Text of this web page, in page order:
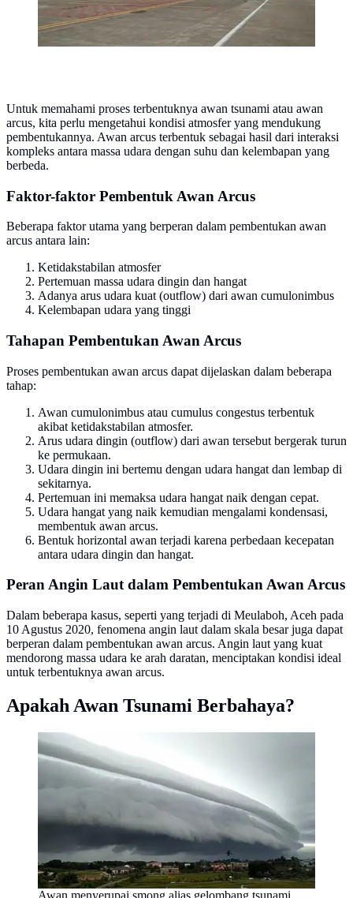
Untuk memahami proses terbentuknya awan tsunami atau awan
arcus, kita perlu mengetahui kondisi atmosfer yang mendukung
pembentukannya. Awan arcus terbentuk sebagai hasil dari interaksi
kompleks antara massa udara dengan suhu dan kelembapan yang
berbeda.
Faktor-faktor Pembentuk Awan Arcus
Beberapa faktor utama yang berperan dalam pembentukan awan
arcus antara lain:
Ketidakstabilan atmosfer
Pertemuan massa udara dingin dan hangat
Adanya arus udara kuat (outflow) dari awan cumulonimbus
Kelembapan udara yang tinggi
Tahapan Pembentukan Awan Arcus
Proses pembentukan awan arcus dapat dijelaskan dalam beberapa
tahap:
Awan cumulonimbus atau cumulus congestus terbentuk
akibat ketidakstabilan atmosfer.
Arus udara dingin (outflow) dari awan tersebut bergerak turun
ke permukaan.
Udara dingin ini bertemu dengan udara hangat dan lembap di
sekitarnya.
Pertemuan ini memaksa udara hangat naik dengan cepat.
Udara hangat yang naik kemudian mengalami kondensasi,
membentuk awan arcus.
Bentuk horizontal awan terjadi karena perbedaan kecepatan
antara udara dingin dan hangat.
Peran Angin Laut dalam Pembentukan Awan Arcus
Dalam beberapa kasus, seperti yang terjadi di Meulaboh, Aceh pada
10 Agustus 2020, fenomena angin laut dalam skala besar juga dapat
berperan dalam pembentukan awan arcus. Angin laut yang kuat
mendorong massa udara ke arah daratan, menciptakan kondisi ideal
untuk terbentuknya awan arcus.
Apakah Awan Tsunami Berbahaya?
Awan menyerupai smong alias gelombang tsunami